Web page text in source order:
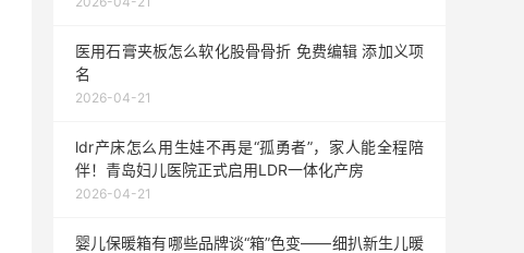
医用石膏夹板怎么软化股骨骨折 免费编辑 添加义项
名
2026-04-21
ldr产床怎么用生娃不再是“孤勇者”，家人能全程陪
伴！青岛妇儿医院正式启用LDR一体化产房
2026-04-21
婴儿保暖箱有哪些品牌谈“箱”色变——细扒新生儿暖